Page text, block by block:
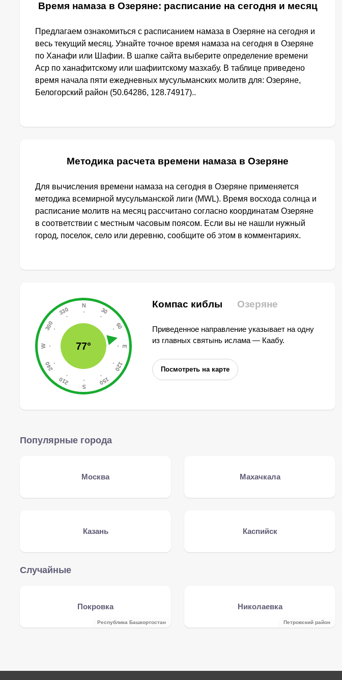
Время намаза в Озеряне: расписание на сегодня и месяц
Предлагаем ознакомиться с расписанием намаза в Озеряне на сегодня и
весь текущий месяц. Узнайте точное время намаза на сегодня в Озеряне
по Ханафи или Шафии. В шапке сайта выберите определение времени
Аср по ханафитскому или шафиитскому мазхабу. В таблице приведено
время начала пяти ежедневных мусульманских молитв для: Озеряне,
Белогорский район (50.64286, 128.74917)..
Методика расчета времени намаза в Озеряне
Для вычисления времени намаза на сегодня в Озеряне применяется
методика всемирной мусульманской лиги (MWL). Время восхода солнца и
расписание молитв на месяц рассчитано согласно координатам Озеряне
в соответствии с местным часовым поясом. Если вы не нашли нужный
город, поселок, село или деревню, сообщите об этом в комментариях.
77°
Компас киблы Озеряне
Приведенное направление указывает на одну
из главных святынь ислама — Каабу.
Посмотреть на карте
Популярные города
Москва Махачкала
Казань Каспийск
Случайные
Покровка
Республика Башкортостан
Николаевка
Петровский район